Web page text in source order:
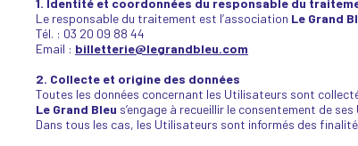
1. Identité et coordonnées du responsable du
Le responsable du traitement est l’association Le Grand
Tél. : 03 20 09 88 44
Email : billetterie@legrandbleu.com
2. Collecte et origine des données
Toutes les données concernant les Utilisateurs sont
Le Grand Bleu s’engage à recueillir le consentement de
Dans tous les cas, les Utilisateurs sont informés des